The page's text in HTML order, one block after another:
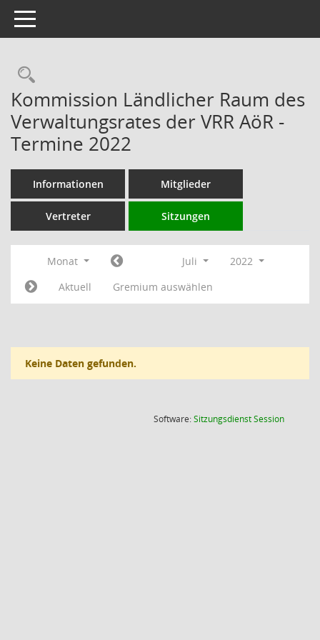
Toggle navigation
Rechercheauswahl
Kommission Ländlicher Raum des
Verwaltungsrates der VRR AöR -
Termine 2022
Informationen Mitglieder
Vertreter Sitzungen
Monat Juli
2022
Aktuell
Gremium auswählen
Keine Daten gefunden.
Software:SitzungsdienstSession(Wird in